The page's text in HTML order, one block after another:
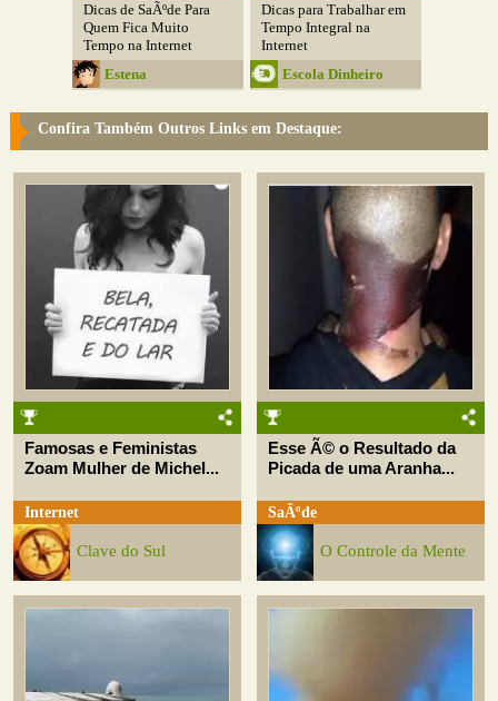
Dicas de SaÃºde Para
Quem Fica Muito
Tempo na Internet
Estena
Dicas para Trabalhar em
Tempo Integral na
Internet
Escola Dinheiro
Confira Também Outros Links em Destaque:
Famosas e Feministas
Zoam Mulher de Michel...
Internet
Clave do Sul
Esse Ã© o Resultado da
Picada de uma Aranha...
SaÃºde
O Controle da Mente